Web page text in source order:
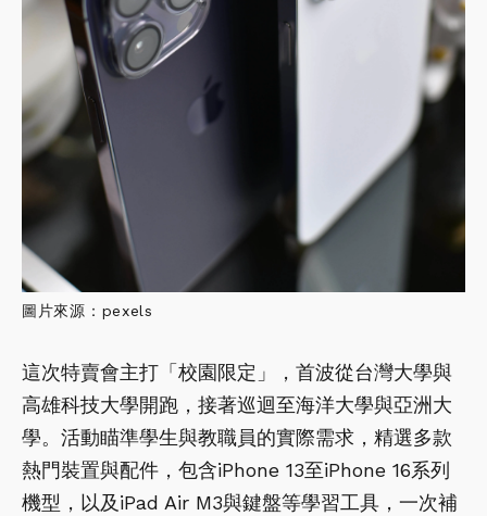
圖片來源：pexels
這次特賣會主打「校園限定」，首波從台灣大學與
高雄科技大學開跑，接著巡迴至海洋大學與亞洲大
學。活動瞄準學生與教職員的實際需求，精選多款
熱門裝置與配件，包含iPhone 13至iPhone 16系列
機型，以及iPad Air M3與鍵盤等學習工具，一次補